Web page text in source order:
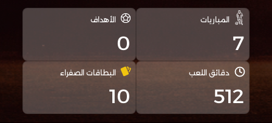
المباريات
7
الأهداف
0
دقائق اللعب
512
البطاقات الصفراء
10